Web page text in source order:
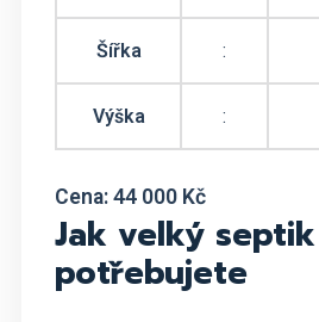
Šířka :
Výška :
Cena: 44 000 Kč
Jak velký septik
potřebujete